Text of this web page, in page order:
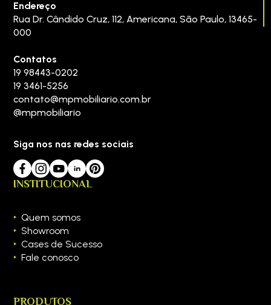
Endereço
Rua Dr. Cândido Cruz, 112,Americana,São Paulo,13465-
000
Contatos
19 98443-0202
19 3461-5256
contato@mpmobiliario.com.br
@mpmobiliario
Siga nos nas redes sociais
INSTITUCIONAL
Quem somos
Showroom
Cases de Sucesso
Fale conosco
PRODUTOS